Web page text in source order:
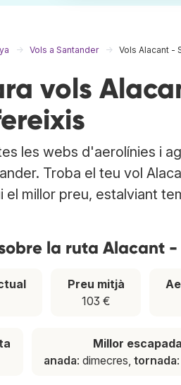
Vols a Santander Vols Alacant -
vols
les webs d'aerolínies i
Troba el teu vol
el millor preu, estalviant
la ruta Alacant
Preu mitjà
103 €
Millor escapada
anada: dimecres, tornada